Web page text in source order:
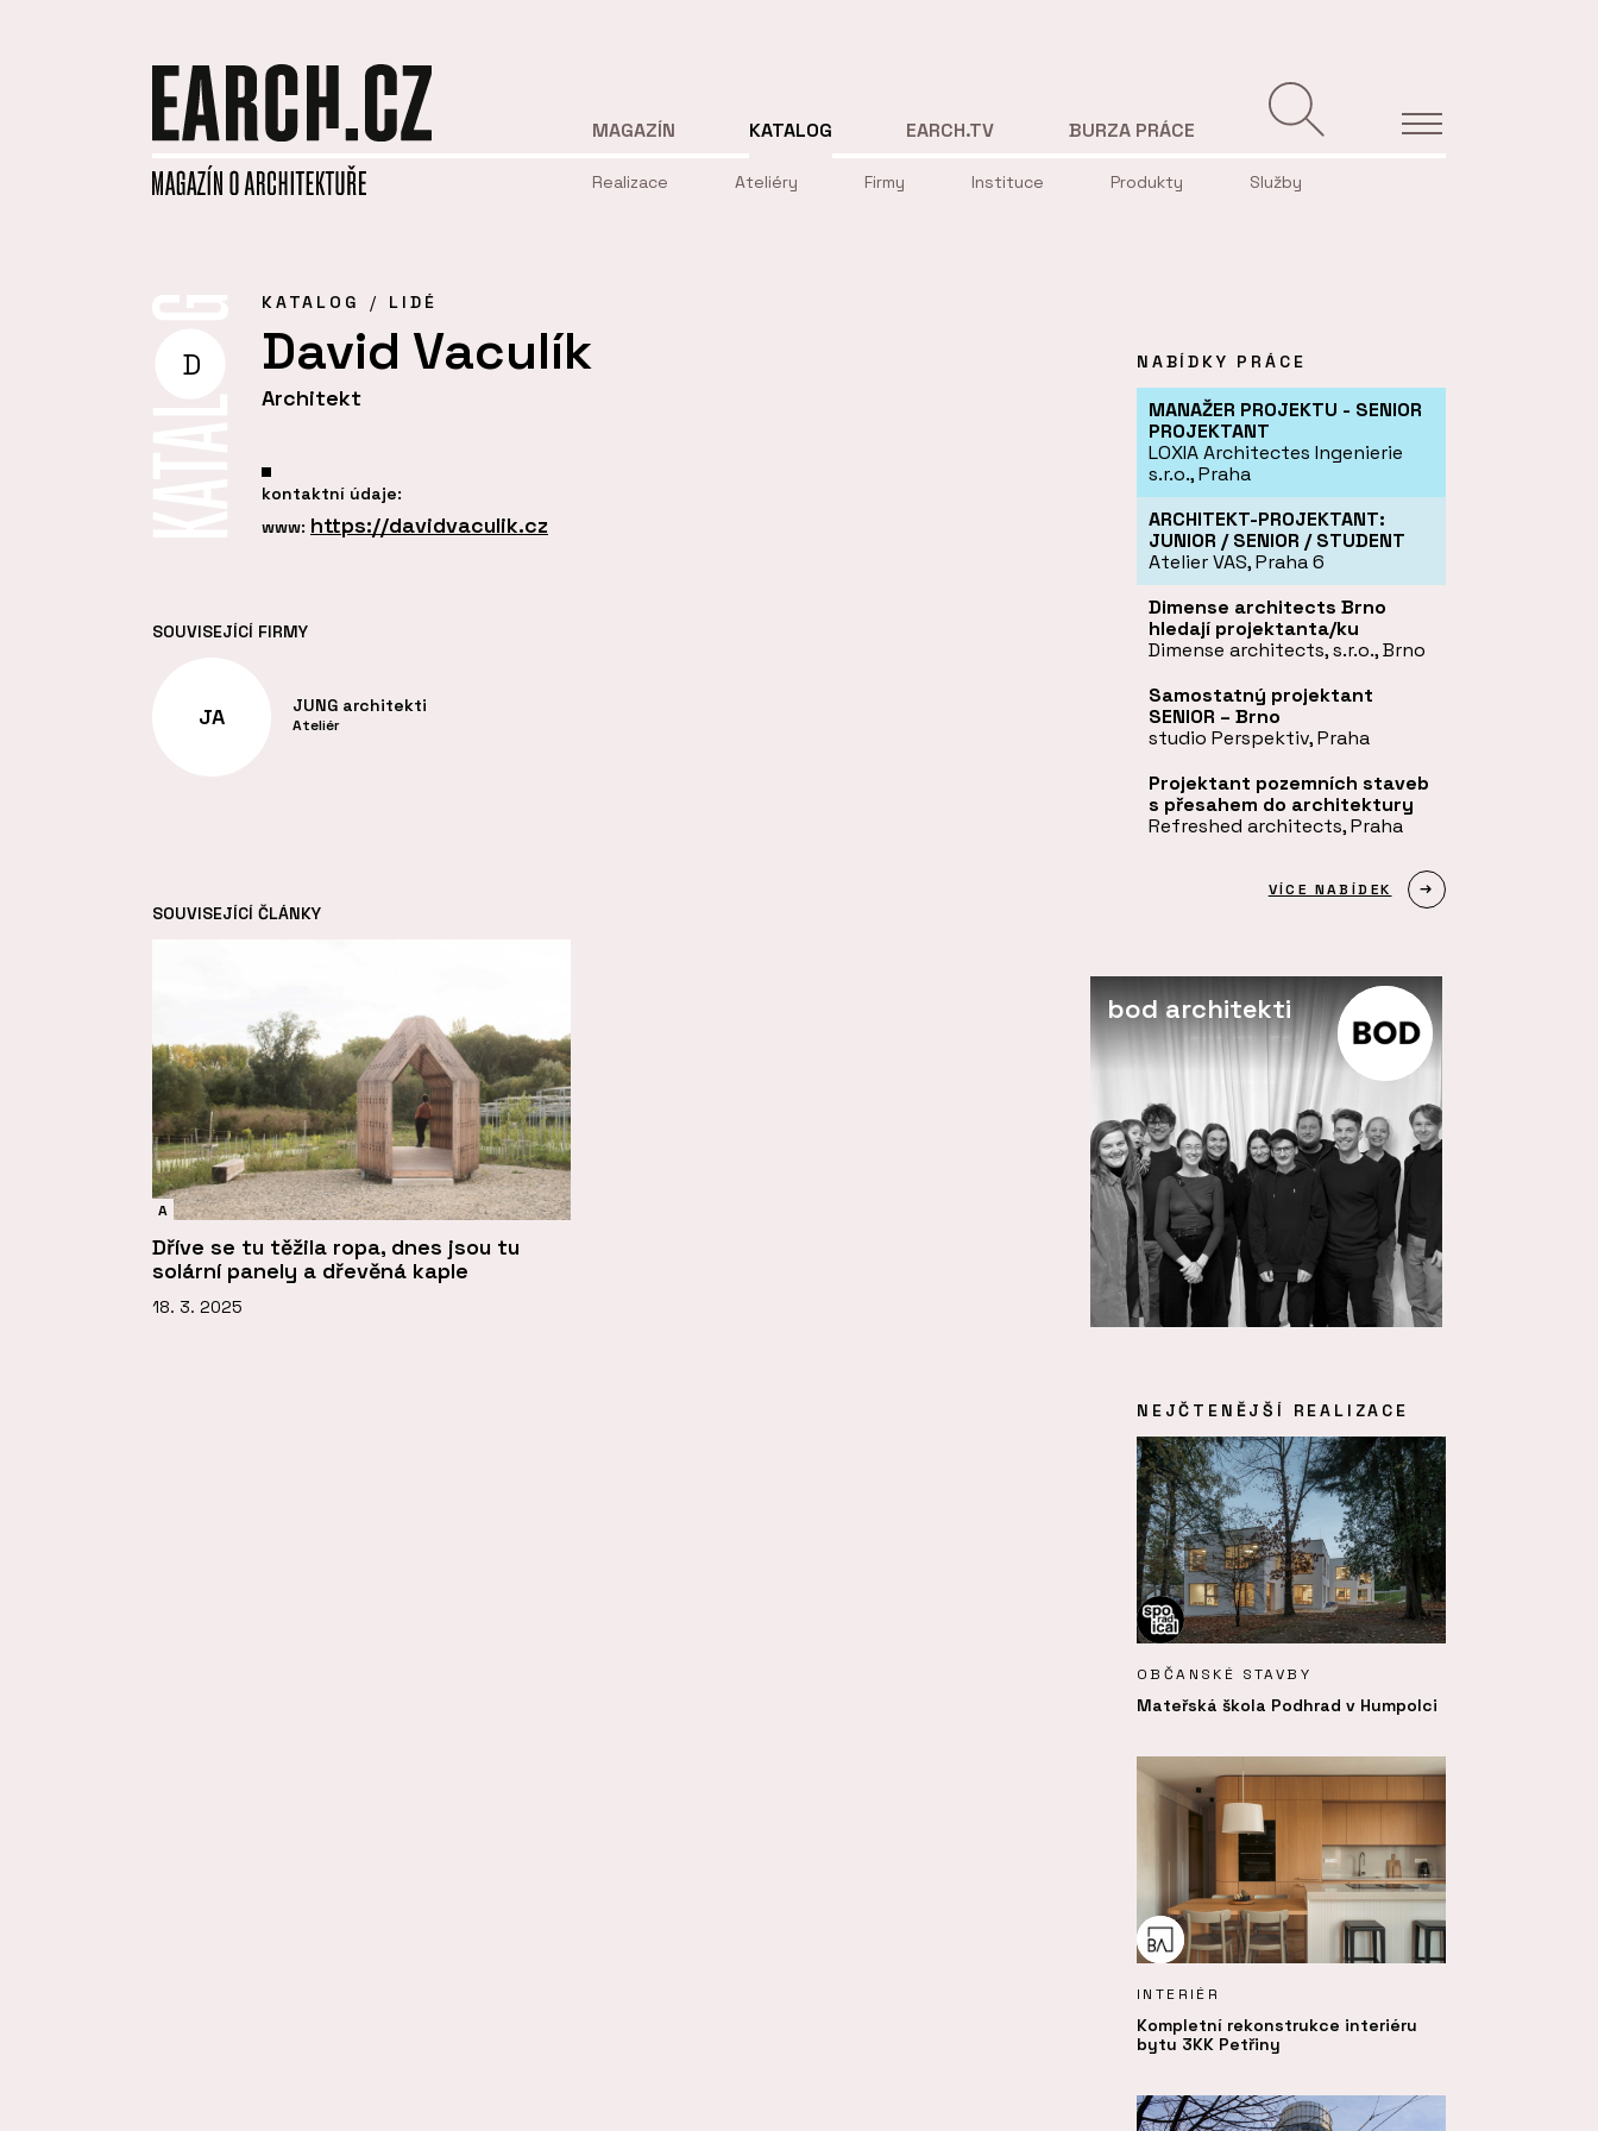
MAGAZÍN KATALOG
Realizace Ateliéry Firmy Instituce Produkty Služby
EARCH.TV BURZA PRÁCE
D
KATALOG LIDÉ
David Vaculík
Architekt
kontaktní údaje:
www: https://davidvaculik.cz
SOUVISEJÍCÍ FIRMY
JA JUNG architekti
Ateliér
SOUVISEJÍCÍ ČLÁNKY
A
Dříve se tu těžila ropa, dnes jsou tu
solární panely a dřevěná kaple
18. 3. 2025
NABÍDKY PRÁCE
MANAŽER PROJEKTU - SENIOR
PROJEKTANT
LOXIA Architectes Ingenierie
s.r.o., Praha
ARCHITEKT-PROJEKTANT:
JUNIOR / SENIOR / STUDENT
Atelier VAS, Praha 6
Dimense architects Brno
hledají projektanta/ku
Dimense architects, s.r.o., Brno
Samostatný projektant
SENIOR – Brno
studio Perspektiv, Praha
Projektant pozemních staveb
s přesahem do architektury
Refreshed architects, Praha
VÍCE NABÍDEK
bod architekti
NEJČTENĚJŠÍ REALIZACE
OBČANSKÉ STAVBY
Mateřská škola Podhrad v Humpolci
INTERIÉR
Kompletní rekonstrukce interiéru
bytu 3KK Petřiny